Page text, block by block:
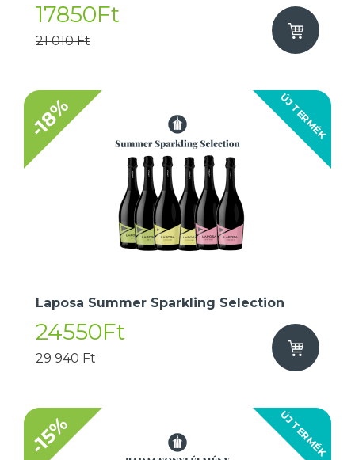
17850Ft
21 010 Ft
ÚJ TERMÉK
-18%
Laposa Summer Sparkling Selection
24550Ft
29 940 Ft
ÚJ TERMÉK
-15%